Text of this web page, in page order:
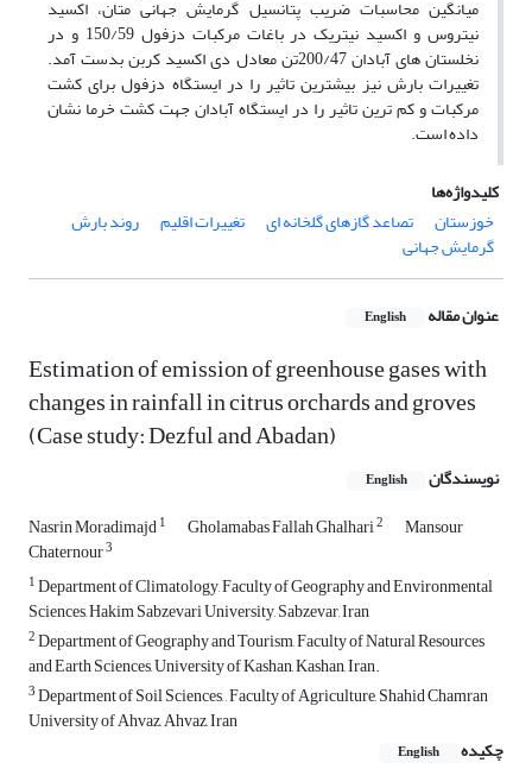
میانگین محاسبات ضریب پتانسیل گرمایش جهانی متان، اکسید
نیتروس و اکسید نیتریک در باغات مرکبات دزفول 150/59 و در
نخلستان های آبادان 200/47تن معادل دی اکسید کربن بدست آمد.
تغییرات بارش نیز بیشترین تاثیر را در ایستگاه دزفول برای کشت
مرکبات و کم ترین تاثیر را در ایستگاه آبادان جهت کشت خرما نشان
داده است.
کلیدواژه‌ها
خوزستان
تصاعد گازهای گلخانه ای تغییرات اقلیم روند بارش
گرمایش جهانی
عنوان مقاله English
Estimation of emission of greenhouse gases with
changes in rainfall in citrus orchards and groves
(Case study: Dezful and Abadan)
نویسندگان English
Nasrin Moradimajd1 Gholamabas Fallah Ghalhari2 Mansour
Chaternour3
1Department of Climatology, Faculty of Geography and Environmental
Sciences, Hakim Sabzevari University, Sabzevar, Iran
2Department of Geography and Tourism, Faculty of Natural Resources
and Earth Sciences, University of Kashan, Kashan, Iran.
3Department of Soil Sciences, , Faculty of Agriculture, Shahid Chamran
University of Ahvaz, Ahvaz, Iran
چکیده
English